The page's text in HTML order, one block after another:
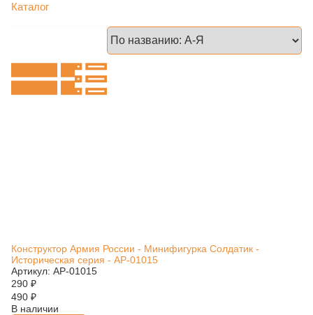
Каталог
Конструктор Армия России - Минифигурка Солдатик -
Историческая серия - АР-01015
Артикул: АР-01015
290 ₽
490 ₽
В наличии